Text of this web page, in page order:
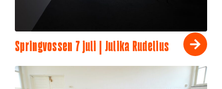
Springvossen 7 juli | Julika Rudelius